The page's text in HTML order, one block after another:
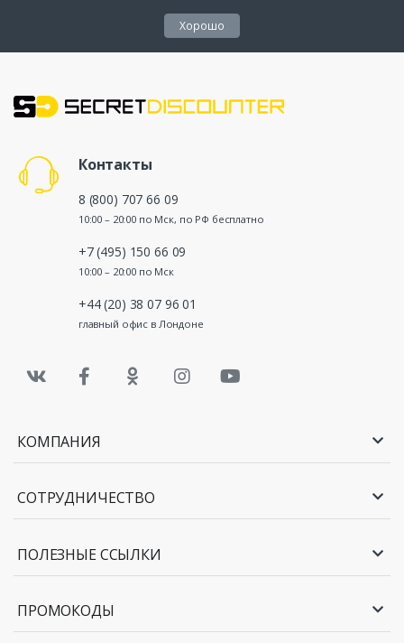
Хорошо
Контакты
8 (800) 707 66 09
10:00 – 20:00 по Мск, по РФ бесплатно
+7 (495) 150 66 09
10:00 – 20:00 по Мск
+44 (20) 38 07 96 01
главный офис в Лондоне
КОМПАНИЯ
СОТРУДНИЧЕСТВО
ПОЛЕЗНЫЕ ССЫЛКИ
ПРОМОКОДЫ